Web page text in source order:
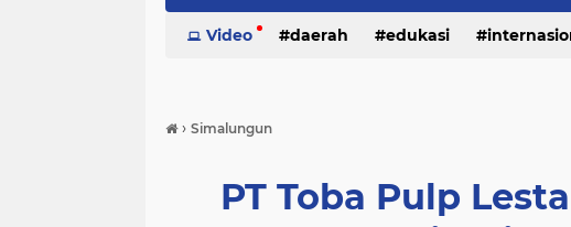
Video daerah edukasi
› Simalungun
PT Toba Pulp